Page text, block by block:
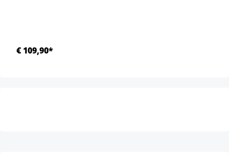
€ 109,90*